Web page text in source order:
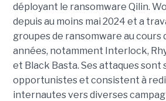
déployant le ransomware Qilin.
depuis au moins mai 2024 et a
groupes de ransomware au cours
années, notamment Interlock,
et Black Basta. Ses attaques sont
opportunistes et consistent à
internautes vers diverses